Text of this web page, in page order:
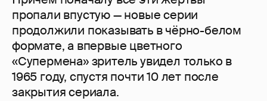
пропали впустую — новые серии
продолжили показывать в чёрно-белом
формате, а впервые цветного
«Супермена» зритель увидел только в
1965 году, спустя почти 10 лет после
закрытия сериала.